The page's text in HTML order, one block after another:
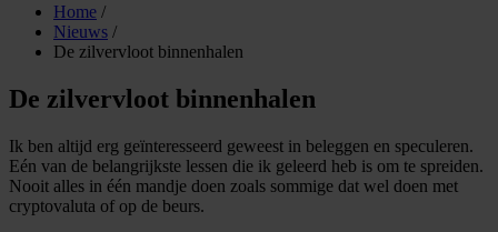
Home /
Nieuws /
De zilvervloot binnenhalen
De zilvervloot binnenhalen
Ik ben altijd erg geïnteresseerd geweest in beleggen en speculeren.
Eén van de belangrijkste lessen die ik geleerd heb is om te spreiden.
Nooit alles in één mandje doen zoals sommige dat wel doen met
cryptovaluta of op de beurs.